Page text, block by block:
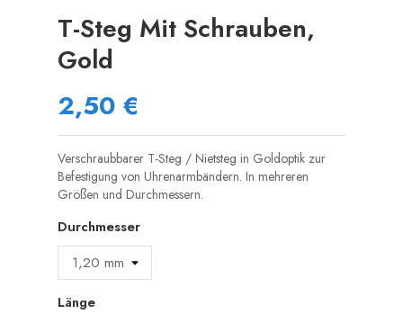
T-Steg Mit Schrauben,
Gold
2,50 €
Verschraubbarer T-Steg / Nietsteg in Goldoptik zur
Befestigung von Uhrenarmbändern. In mehreren
Größen und Durchmessern.
Durchmesser
Länge